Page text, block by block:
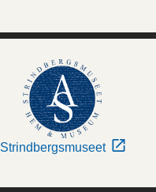
Strindbergsmuseet